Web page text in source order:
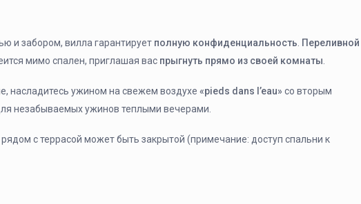
и забором, вилла гарантирует полную конфиденциальность Переливной
мимо спален, приглашая вас прыгнуть прямо из своей комнаты
насладитесь ужином на свежем воздухе «pieds dans l’eau» со вторым
незабываемых ужинов теплыми вечерами.
с террасой может быть закрытой (примечание: доступ спальни к